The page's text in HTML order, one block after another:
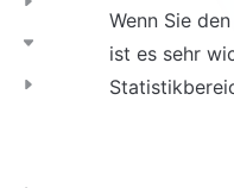
Wenn Sie
ist es sehr